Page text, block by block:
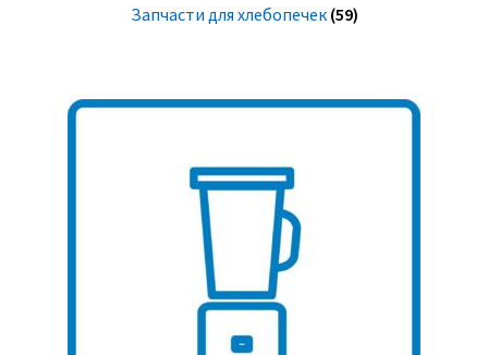
Запчасти для хлебопечек (59)